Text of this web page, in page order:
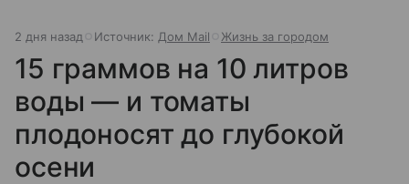
2 дня назад Источник: Дом Mail Жизнь за городом
15 граммов на 10 литров
воды — и томаты
плодоносят до глубокой
осени